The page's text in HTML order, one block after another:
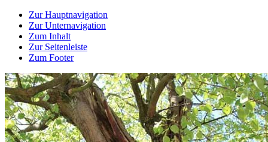
Zur Hauptnavigation
Zur Unternavigation
Zum Inhalt
Zur Seitenleiste
Zum Footer